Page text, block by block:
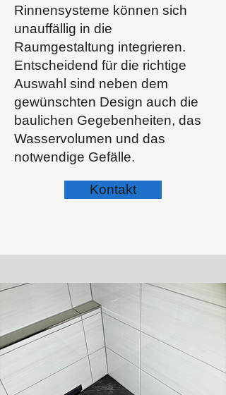
Rinnensysteme können sich
unauffällig in die
Raumgestaltung integrieren.
Entscheidend für die richtige
Auswahl sind neben dem
gewünschten Design auch die
baulichen Gegebenheiten, das
Wasservolumen und das
notwendige Gefälle.
Kontakt